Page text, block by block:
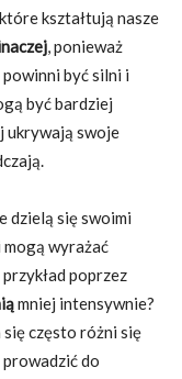
kształtują nasze
, ponieważ
powinni być silni i
być bardziej
ukrywają swoje
dzielą się swoimi
mogą wyrażać
poprzez
mniej intensywnie?
często różni się
do